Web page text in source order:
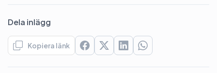
Dela inlägg
Kopiera länk